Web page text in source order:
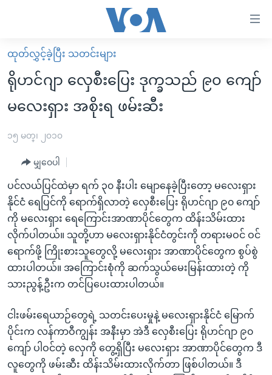
လွယ်ကူ
စေ
များ
အကြောင်းအရာ
သို့
ကျော်
ကြည့်
ပင်မ
စာမျက်နှာ
သို့
ကျော်
ကြည့်
မူလစာမျက်နှာ
မြန်မာ
ကမ္ဘာ့သတင်းများ
အစ္စရေး-ပါလက်စတိုင်း
ရပ်ဝန်းတခု လမ်းတခု အလွန်
အင်္ဂလိပ်စာလေ့လာမယ်
အမေရိကန်သုံးအီဒီယံ
မကြေးမုံရဲ့ အင်္ဂလိပ်စာ
ရုပ်ရှင်ထဲက အင်္ဂလိပ်စာ
သုတပဒေသာ အင်္ဂလိပ်စာ
အပတ်စဉ်ကဏ္ဍများ
ရေဒီယို
တီဗွီ
ရေဒီယိုနှင့်ရုပ်သံ အချက်အလက်များ
ရေဒီယို/တီဗွီအစီအစဉ်
Learning English
ဗွီအိုအေ လူမှုကွန်ယက်များ
ထုတ်လွှင့်ခဲ့ပြီး သတင်းများ
ရိုဟင်ဂျာ လှေစီးပြေး ဒုက္ခသည် ၉၀ ကျော်
မလေးရှား အစိုးရ ဖမ်းဆီး
၁၅ မတ္၊ ၂၀၁၀
မျှဝေပါ
ပင်လယ်ပြင်ထဲမှာ ရက် ၃၀ နီးပါး မျောနေခဲ့ပြီးတော့ မလေးရှား
နိုင်ငံ ရေပြင်ကို ရောက်ရှိလာတဲ့ လှေစီးပြေး ရိုဟင်ဂျာ ၉၀ ကျော်
ကို မလေးရှား ရေကြောင်းအာဏာပိုင်တွေက ထိန်းသိမ်းထား
လိုက်ပါတယ်။ သူတို့ဟာ မလေးရှားနိုင်ငံတွင်းကို တရားမဝင် ဝင်
ရောက်ဖို့ ကြိုးစားသူတွေလို့ မလေးရှား အာဏာပိုင်တွေက စွပ်စွဲ
ထားပါတယ်။ အကြောင်းစုံကို ဆက်သွယ်မေးမြန်းထားတဲ့ ကို
သားညွန့်ဦးက တင်ပြပေးထားပါတယ်။
ငါးဖမ်းရေယာဉ်တွေရဲ့ သတင်းပေးမှုနဲ့ မလေးရှားနိုင်ငံ မြောက်
ပိုင်းက လန်ကာဝီကျွန်း အနီးမှာ အဲဒီ လှေစီးပြေး ရိုဟင်ဂျာ ၉၀
ကျော် ပါဝင်တဲ့ လှေကို တွေ့ရှိပြီး မလေးရှား အာဏာပိုင်တွေက ဒီ
လူတွေကို ဖမ်းဆီး ထိန်းသိမ်းထားလိုက်တာ ဖြစ်ပါတယ်။ ဒီ